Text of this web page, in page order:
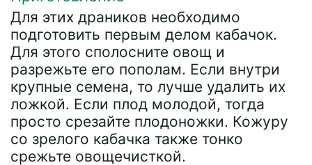
Для этих драников необходимо
подготовить первым делом кабачок.
Для этого сполосните овощ и
разрежьте его пополам. Если внутри
крупные семена, то лучше удалить их
ложкой. Если плод молодой, тогда
просто срезайте плодоножки. Кожуру
со зрелого кабачка также тонко
срежьте овощечисткой.